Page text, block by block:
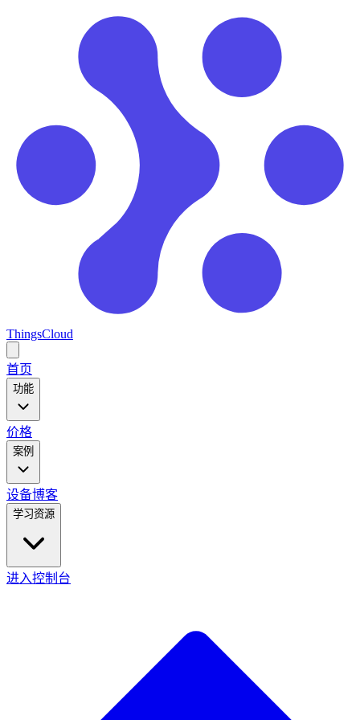
ThingsCloud
main
menu
首页
功能
价格
案例
设备博客
学习资源
进入控制台